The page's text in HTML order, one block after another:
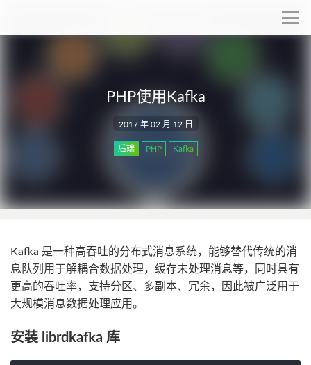
PHP使用Kafka
2017 年 02 月 12 日
后端 PHP Kafka
Kafka 是一种高吞吐的分布式消息系统，能够替代传统的消
息队列用于解耦合数据处理，缓存未处理消息等，同时具有
更高的吞吐率，支持分区、多副本、冗余，因此被广泛用于
大规模消息数据处理应用。
安装 librdkafka 库